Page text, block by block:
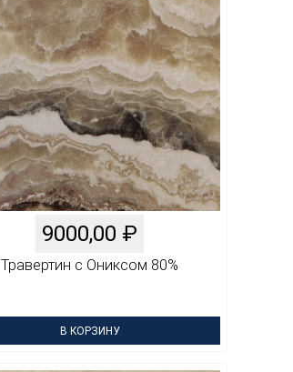
9000,00 ₽
Травертин с Ониксом 80%
В КОРЗИНУ